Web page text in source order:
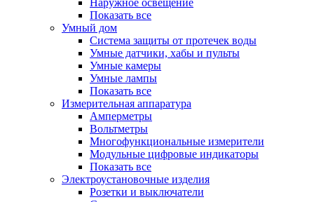
Наружное освещение
Показать все
Умный дом
Система защиты от протечек воды
Умные датчики, хабы и пульты
Умные камеры
Умные лампы
Показать все
Измерительная аппаратура
Амперметры
Вольтметры
Многофункциональные измерители
Модульные цифровые индикаторы
Показать все
Электроустановочные изделия
Розетки и выключатели